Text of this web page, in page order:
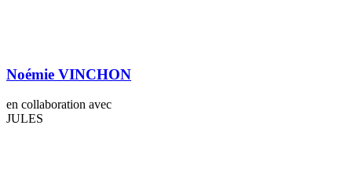
Noémie VINCHON
en collaboration avec
JULES